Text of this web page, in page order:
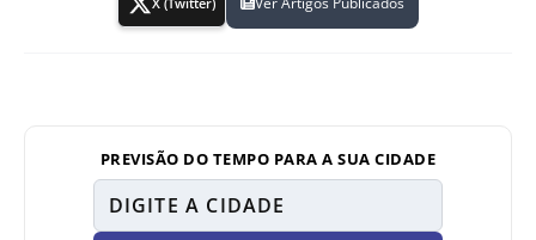
PREVISÃO DO TEMPO PARA A SUA CIDADE